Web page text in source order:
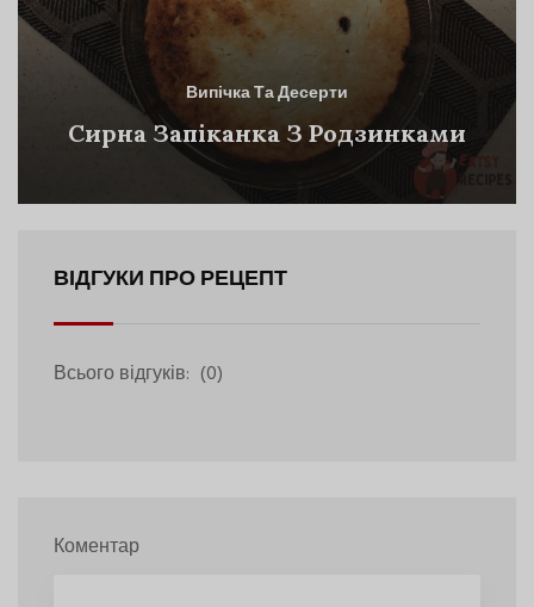
Випічка Та Десерти
Сирна Запіканка З Родзинками
ВІДГУКИ ПРО РЕЦЕПТ
Всього відгуків: (0)
Коментар